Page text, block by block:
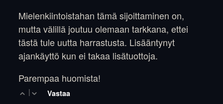
Mielenkiintoistahan tämä sijoittaminen on,
mutta välillä joutuu olemaan tarkkana, ettei
tästä tule uutta harrastusta. Lisääntynyt
ajankäyttö kun ei takaa lisätuottoja.
Parempaa huomista!
| Vastaa